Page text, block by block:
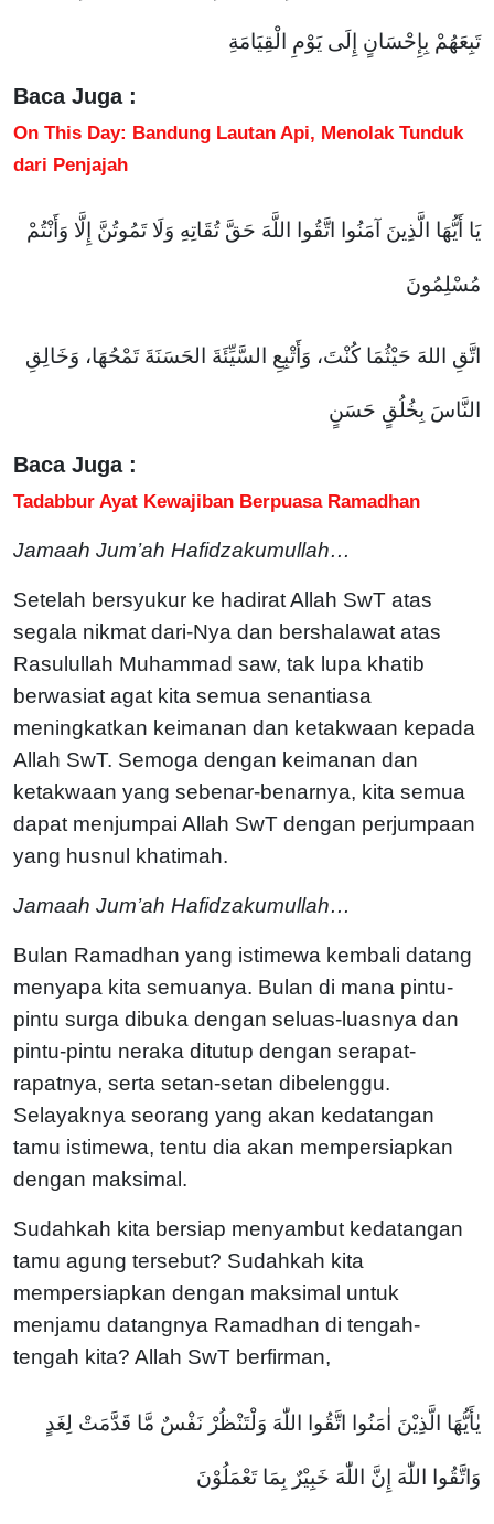
تَبِعَهُمْ بِإِحْسَانٍ إِلَى يَوْمِ الْقِيَامَةِ
Baca Juga :
On This Day: Bandung Lautan Api, Menolak Tunduk
dari Penjajah
يَا أَيُّهَا الَّذِينَ آمَنُوا اتَّقُوا اللَّهَ حَقَّ تُقَاتِهِ وَلَا تَمُوتُنَّ إِلَّا وَأَنْتُمْ
مُسْلِمُونَ
اتَّقِ اللهَ حَيْثُمَا كُنْتَ، وَأَتْبِعِ السَّيِّئَةَ الحَسَنَةَ تَمْحُهَا، وَخَالِقِ
النَّاسَ بِخُلُقٍ حَسَنٍ
Baca Juga :
Tadabbur Ayat Kewajiban Berpuasa Ramadhan
Jamaah Jum’ah Hafidzakumullah…
Setelah bersyukur ke hadirat Allah SwT atas
segala nikmat dari-Nya dan bershalawat atas
Rasulullah Muhammad saw, tak lupa khatib
berwasiat agat kita semua senantiasa
meningkatkan keimanan dan ketakwaan kepada
Allah SwT. Semoga dengan keimanan dan
ketakwaan yang sebenar-benarnya, kita semua
dapat menjumpai Allah SwT dengan perjumpaan
yang husnul khatimah.
Jamaah Jum’ah Hafidzakumullah…
Bulan Ramadhan yang istimewa kembali datang
menyapa kita semuanya. Bulan di mana pintu-
pintu surga dibuka dengan seluas-luasnya dan
pintu-pintu neraka ditutup dengan serapat-
rapatnya, serta setan-setan dibelenggu.
Selayaknya seorang yang akan kedatangan
tamu istimewa, tentu dia akan mempersiapkan
dengan maksimal.
Sudahkah kita bersiap menyambut kedatangan
tamu agung tersebut? Sudahkah kita
mempersiapkan dengan maksimal untuk
menjamu datangnya Ramadhan di tengah-
tengah kita? Allah SwT berfirman,
يٰأَيُّهَا الَّذِيْنَ اٰمَنُوا اتَّقُوا اللّٰهَ وَلْتَنْظُرْ نَفْسٌ مَّا قَدَّمَتْ لِغَدٍ
وَاتَّقُوا اللّٰهَ إِنَّ اللّٰهَ خَبِيْرٌ بِمَا تَعْمَلُوْنَ